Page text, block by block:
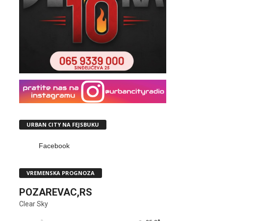
URBAN CITY NA FEJSBUKU
Facebook
VREMENSKA PROGNOZA
POZAREVAC,RS
Clear Sky